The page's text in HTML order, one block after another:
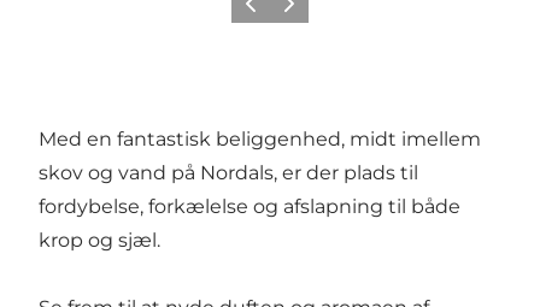
ForrigeNæste
Med en fantastisk beliggenhed, midt imellem
skov og vand på Nordals, er der plads til
fordybelse, forkælelse og afslapning til både
krop og sjæl.